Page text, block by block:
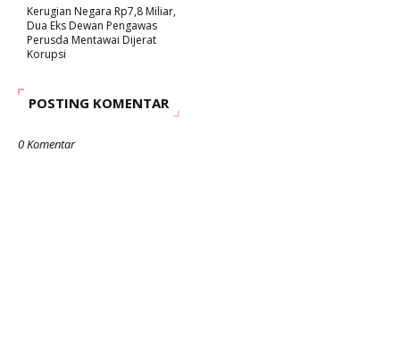
Kerugian Negara Rp7,8 Miliar,
Dua Eks Dewan Pengawas
Perusda Mentawai Dijerat
Korupsi
POSTING KOMENTAR
0 Komentar